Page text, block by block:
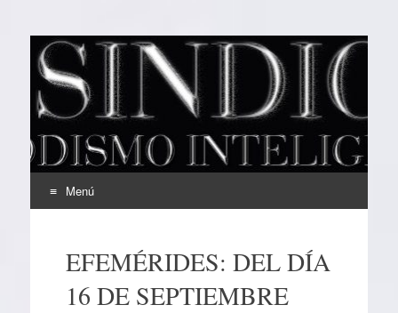
EL SINDICAL
Periodismo Inteligente
Menú
contenidoEFEMÉRIDES: DEL DÍA
16 DE SEPTIEMBRE